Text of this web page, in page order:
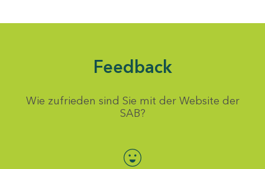
Feedback
Wie zufrieden sind Sie mit der Website der
SAB?
Bewertung auswählen